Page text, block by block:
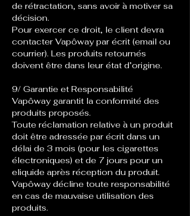
de rétractation, sans avoir à motiver sa
décision.
Pour exercer ce droit, le client devra
contacter Vapôway par écrit (email ou
courrier). Les produits retournés
doivent être dans leur état d’origine.
9/ Garantie et Responsabilité
Vapôway garantit la conformité des
produits proposés.
Toute réclamation relative à un produit
doit être adressée par écrit dans un
délai de 3 mois (pour les cigarettes
électroniques) et de 7 jours pour un
eliquide après réception du produit.
Vapôway décline toute responsabilité
en cas de mauvaise utilisation des
produits.